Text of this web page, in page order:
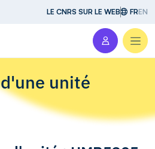
LE CNRS SUR LE WEB FREN
unité